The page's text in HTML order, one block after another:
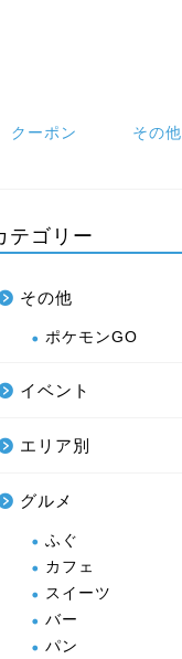
クーポン その他
テゴリー
その他
ポケモンGO
イベント
エリア別
グルメ
ふぐ
カフェ
スイーツ
バー
パン